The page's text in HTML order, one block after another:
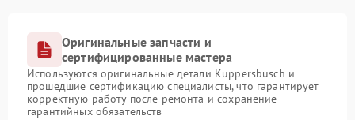
Оригинальные запчасти и
сертифицированные мастера
Используются оригинальные детали Kuppersbusch и
прошедшие сертификацию специалисты, что гарантирует
корректную работу после ремонта и сохранение
гарантийных обязательств